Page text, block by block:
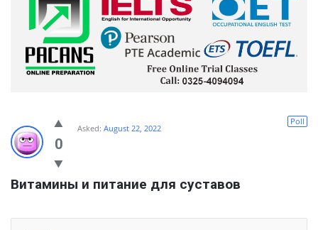
0
Poll
Asked: August 22, 2022
Витамины и питание для суставов